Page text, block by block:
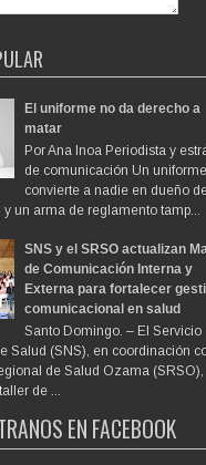
El uniforme no da derecho a
matar
Por Ana Inoa Periodista y
de comunicación Un
convierte a nadie en dueño
y un arma de reglamento tamp...
SNS y el SRSO actualizan
de Comunicación Interna y
Externa para fortalecer
comunicacional en salud
Santo Domingo. – El Servicio
Salud (SNS), en coordinación
de Salud Ozama (SRSO),
de ...
EN FACEBOOK